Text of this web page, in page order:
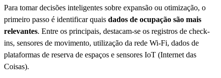
Para tomar decisões inteligentes sobre expansão ou otimização, o
primeiro passo é identificar quais dados de ocupação são mais
relevantes. Entre os principais, destacam-se os registros de check-
ins, sensores de movimento, utilização da rede Wi-Fi, dados de
plataformas de reserva de espaços e sensores IoT (Internet das
Coisas).